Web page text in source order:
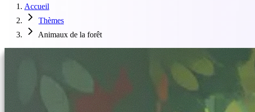
Accueil
Thèmes
Animaux de la forêt